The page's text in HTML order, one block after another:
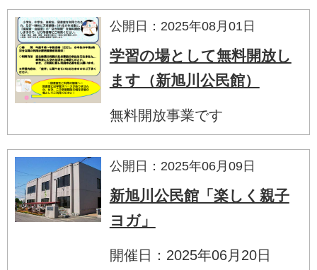
公開日：2025年08月01日
学習の場として無料開放し
ます（新旭川公民館）
無料開放事業です
公開日：2025年06月09日
新旭川公民館「楽しく親子
ヨガ」
開催日：2025年06月20日